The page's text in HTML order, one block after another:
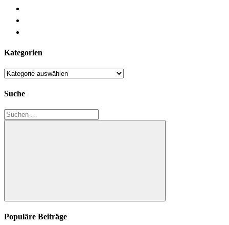
Kategorien
Kategorien
Suche
Suchen
nach:
Suchen
Populäre Beiträge